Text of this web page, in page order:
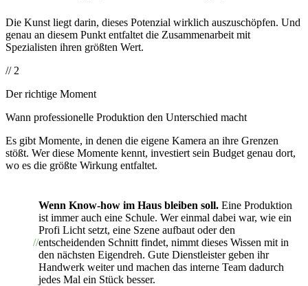
Die Kunst liegt darin, dieses Potenzial wirklich auszuschöpfen. Und
genau an diesem Punkt entfaltet die Zusammenarbeit mit
Spezialisten ihren größten Wert.
// 2
Der richtige Moment
Wann professionelle Produktion den Unterschied macht
Es gibt Momente, in denen die eigene Kamera an ihre Grenzen
stößt. Wer diese Momente kennt, investiert sein Budget genau dort,
wo es die größte Wirkung entfaltet.
Wenn Know-how im Haus bleiben soll. Eine Produktion
ist immer auch eine Schule. Wer einmal dabei war, wie ein
Profi Licht setzt, eine Szene aufbaut oder den
entscheidenden Schnitt findet, nimmt dieses Wissen mit in
den nächsten Eigendreh. Gute Dienstleister geben ihr
Handwerk weiter und machen das interne Team dadurch
jedes Mal ein Stück besser.